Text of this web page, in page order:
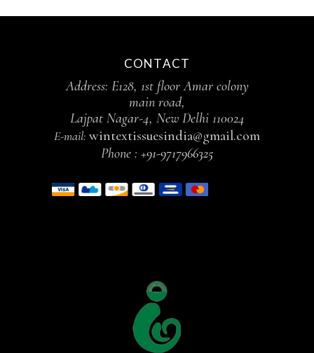
CONTACT
Address: E128, 1st floor Amar colony
main road,
Lajpat Nagar-4, New Delhi 110024
E-mail: wintextissuesindia@gmail.com
Phone : +91-9717966325